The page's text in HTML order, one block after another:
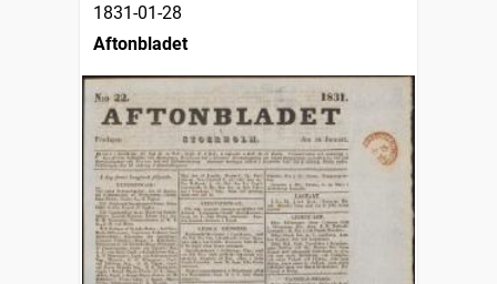
1831-01-28
Aftonbladet